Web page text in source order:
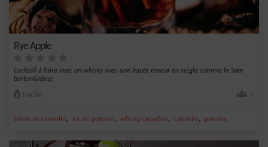
Rye Apple
Cocktail à faire avec un whisky avec une haute teneur en seigle comme le Sam
barton&nbsp;
Facile 1
bâton de cannelle, Jus de pomme, whisky canadien, cannelle, pomme